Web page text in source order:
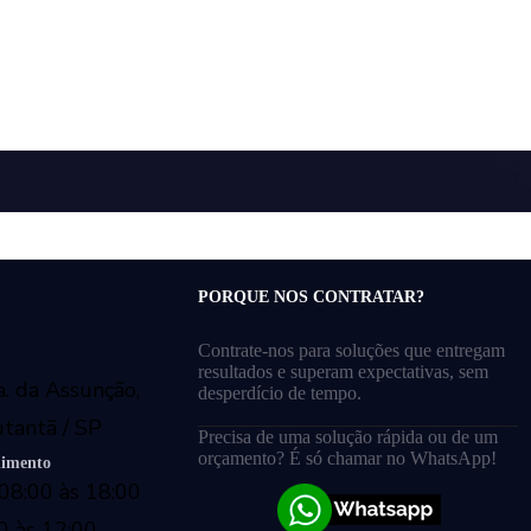
da Assunção,
/ SP
às 18:00
PORQUE NOS CONTRATAR?
Contrate-nos para soluções que entregam
resultados e superam expectativas, sem
desperdício de tempo.
Precisa de uma solução rápida ou de um
orçamento? É só chamar no WhatsApp!